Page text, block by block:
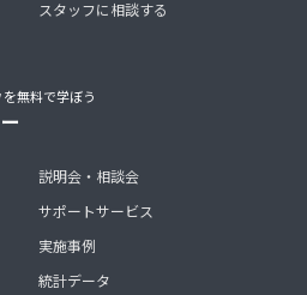
スタッフに相談する
無料で学ぼう
説明会・相談会
サポートサービス
実施事例
統計データ